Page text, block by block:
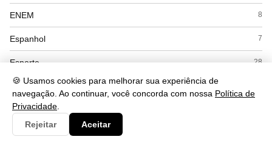
🍪 Usamos cookies para melhorar sua experiência de
navegação. Ao continuar, você concorda com nossa Política de
Privacidade
Rejeitar
Aceitar
ENEM 8
Espanhol 7
Esporte 28
Exercícios
Filosofia
Física